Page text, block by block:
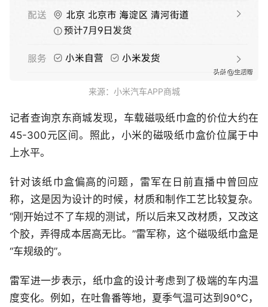
来源：小米汽车APP商城
记者查询京东商城发现，车载磁吸纸巾盒的价位大约在
45-300元区间。照此，小米的磁吸纸巾盒价位属于中
上水平。
针对该纸巾盒偏高的问题，雷军在日前直播中曾回应
称，这是因为设计的时候，材质和制作工艺比较复杂。
“刚开始过不了车规的测试，所以后来又改材质，又改这
个胶，弄得成本居高无比。”雷军称，这个磁吸纸巾盒是
“车规级的”。
雷军进一步表示，纸巾盒的设计考虑到了极端的车内温
度变化。例如，在吐鲁番等地，夏季气温可达到90℃，